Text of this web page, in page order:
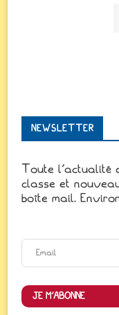
NEWSLETTER
Toute l'actualité
classe et
boîte mail.
JE M'ABONNE